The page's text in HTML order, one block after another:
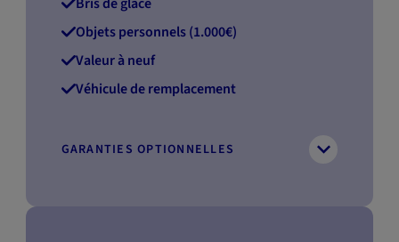
Objets personnels (1.000€)
Valeur à neuf
Véhicule de remplacement
GARANTIES OPTIONNELLES